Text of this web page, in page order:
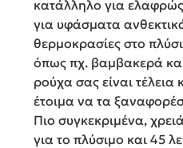
κατάλληλο για
για υφάσµατα
θερµοκρασίες στο
όπως πχ. βαµβακερά
ρούχα σας είναι
έτοιµα να τα
Πιο συγκεκριμένα,
για το πλύσιμο και 45